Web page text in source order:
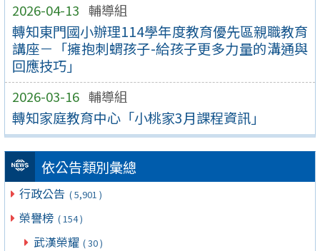
2026-04-13 輔導組
轉知東門國小辦理114學年度教育優先區親職教育
講座－「擁抱刺蝟孩子-給孩子更多力量的溝通與
回應技巧」
2026-03-16 輔導組
轉知家庭教育中心「小桃家3月課程資訊」
依公告類別彙總
行政公告 ( 5,901 )
榮譽榜 ( 154 )
武漢榮耀 ( 30 )